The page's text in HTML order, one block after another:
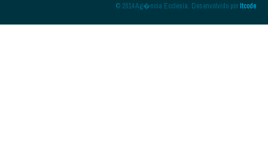
© 2014 Ag�ncia Ecclesia. Desenvolvido porItcode